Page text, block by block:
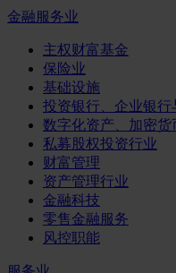
金融服务业
主权财富基金
保险业
基础设施
投资银行、企业银行
数字化资产、加密货
私募股权投资行业
财富管理
资产管理行业
金融科技
零售金融服务
风控职能